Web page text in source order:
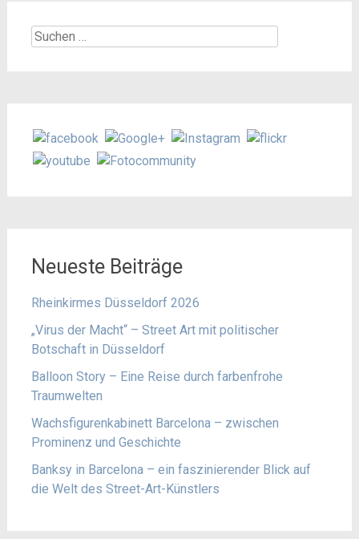
Suchen
Neueste Beiträge
Rheinkirmes Düsseldorf 2026
„Virus der Macht“ – Street Art mit politischer
Botschaft in Düsseldorf
Balloon Story – Eine Reise durch farbenfrohe
Traumwelten
Wachsfigurenkabinett Barcelona – zwischen
Prominenz und Geschichte
Banksy in Barcelona – ein faszinierender Blick auf
die Welt des Street-Art-Künstlers